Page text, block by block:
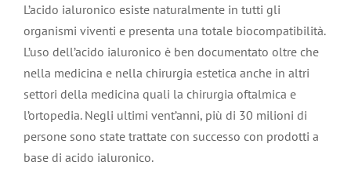
L’acido ialuronico esiste naturalmente in tutti gli
organismi viventi e presenta una totale biocompatibilità.
L’uso dell’acido ialuronico è ben documentato oltre che
nella medicina e nella chirurgia estetica anche in altri
settori della medicina quali la chirurgia oftalmica e
l’ortopedia. Negli ultimi vent’anni, più di 30 milioni di
persone sono state trattate con successo con prodotti a
base di acido ialuronico.